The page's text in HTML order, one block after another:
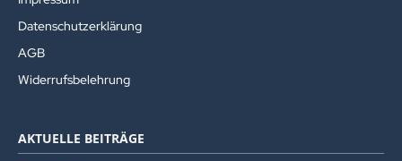
Datenschutzerklärung
AGB
Widerrufsbelehrung
AKTUELLE BEITRÄGE